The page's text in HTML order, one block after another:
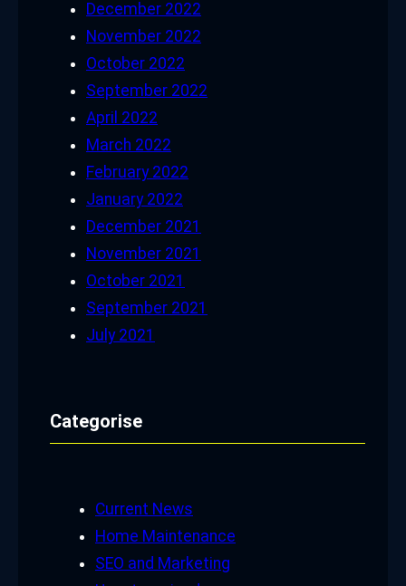
December 2022
November 2022
October 2022
September 2022
April 2022
March 2022
February 2022
January 2022
December 2021
November 2021
October 2021
September 2021
July 2021
Categorise
Current News
Home Maintenance
SEO and Marketing